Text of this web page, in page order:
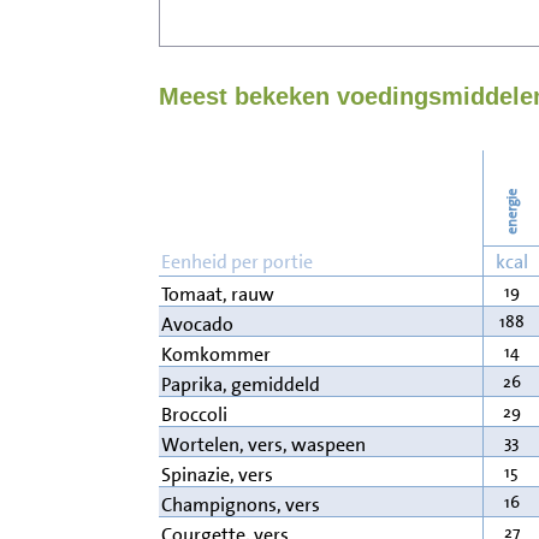
Meest bekeken
energie
Eenheid per portie kcal
Tomaat, rauw
19
Avocado 188
Komkommer 14
Paprika, gemiddeld 26
Broccoli 29
Wortelen, vers, waspeen 33
Spinazie, vers 15
Champignons, vers 16
27